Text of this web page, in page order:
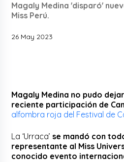
Magaly Medina 'disparó'
Miss Perú.
26 May 2023
Magaly Medina no pudo
reciente participación de
alfombra roja del Festival de
La ‘Urraca’ se mandó con
representante al Miss
conocido evento